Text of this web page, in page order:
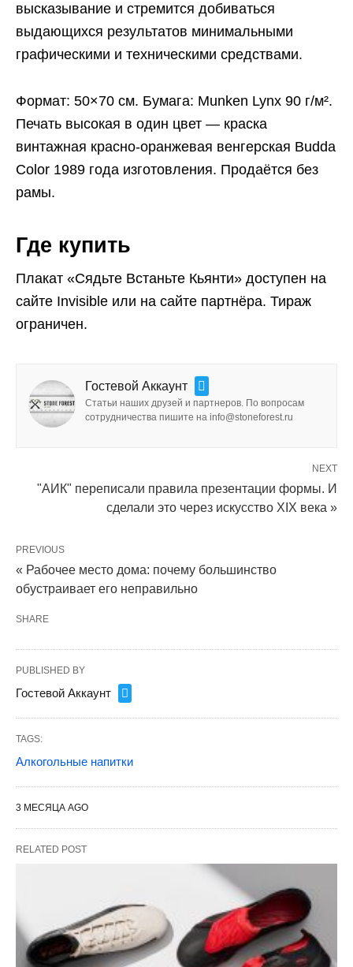
высказывание и стремится добиваться
выдающихся результатов минимальными
графическими и техническими средствами.
Формат: 50×70 см. Бумага: Munken Lynx 90 г/м².
Печать высокая в один цвет — краска
винтажная красно-оранжевая венгерская Budda
Color 1989 года изготовления. Продаётся без
рамы.
Где купить
Плакат «Сядьте Встаньте Кьянти» доступен на
сайте Invisible или на сайте партнёра. Тираж
ограничен.
Гостевой Аккаунт
Статьи наших друзей и партнеров. По вопросам
сотрудничества пишите на info@stoneforest.ru
NEXT
"АИК" переписали правила презентации формы. И
сделали это через искусство XIX века »
PREVIOUS
« Рабочее место дома: почему большинство
обустраивает его неправильно
SHARE
PUBLISHED BY
Гостевой Аккаунт
TAGS:
Алкогольные напитки
3 МЕСЯЦА AGO
RELATED POST